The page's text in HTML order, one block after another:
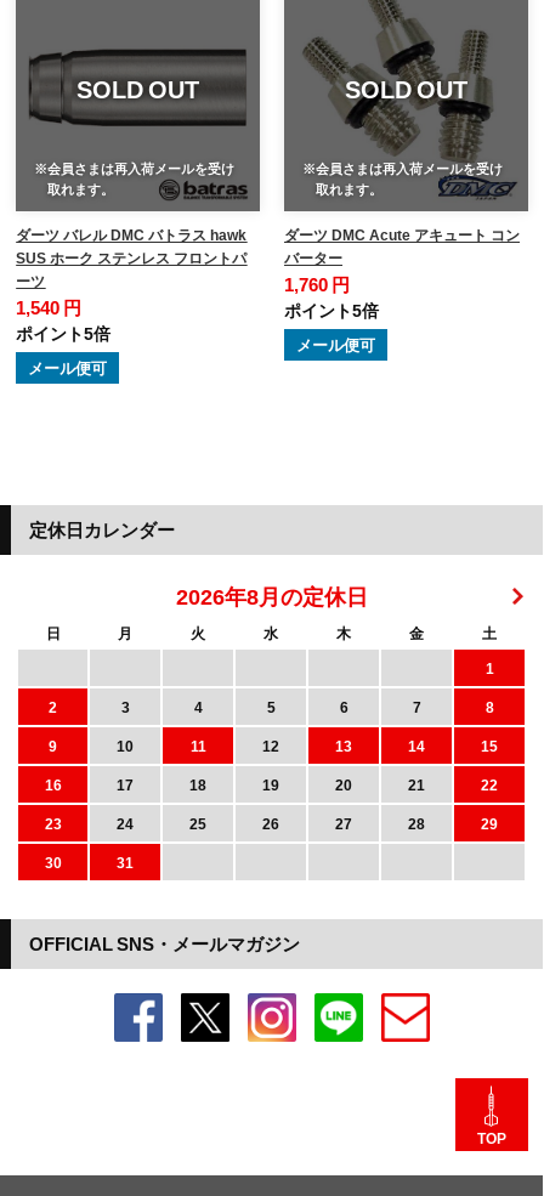
SOLD OUT
※会員さまは再入荷メールを受け
取れます。
ダーツ バレル DMC バトラス hawk
SUS ホーク ステンレス フロントパ
ーツ
1,540 円
ポイント5倍
メール便可
SOLD OUT
※会員さまは再入荷メールを受け
取れます。
ダーツ DMC Acute アキュート コン
バーター
1,760 円
ポイント5倍
メール便可
OFFICIAL SNS・メールマガジン
定休日カレンダー
2026年8月の定休日
日 月 火 水 木 金
土
1
2
3 4 5 6 7
8
9
10 11 12 13 14
15
16
17 18 19 20 21
22
23
24 25 26 27 28
29
30
31
TOP